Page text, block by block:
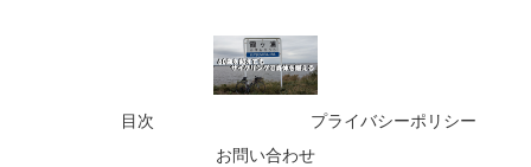
目次
プライバシーポリシー
お問い合わせ